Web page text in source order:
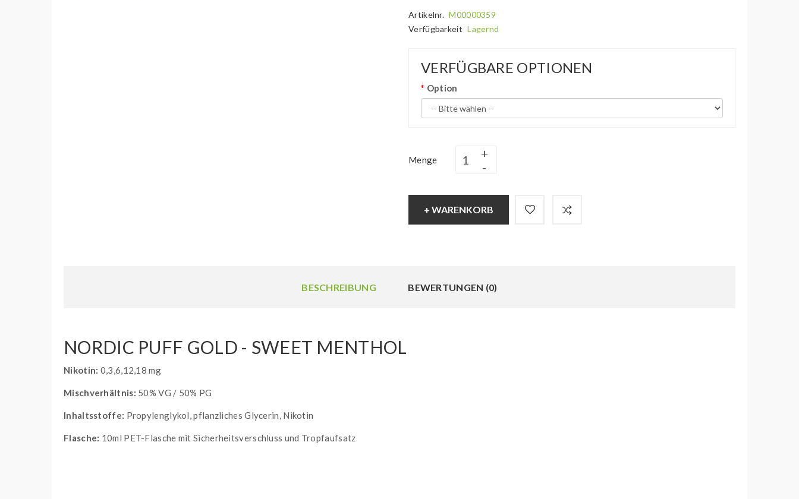
Artikelnr. M00000359
Verfügbarkeit Lagernd
VERFÜGBARE OPTIONEN
Option
Menge
+ WARENKORB
BESCHREIBUNG BEWERTUNGEN (0)
NORDIC PUFF GOLD - SWEET MENTHOL
Nikotin: 0,3,6,12,18 mg
Mischverhältnis: 50% VG / 50% PG
Inhaltsstoffe: Propylenglykol, pflanzliches Glycerin, Nikotin
Flasche: 10ml PET-Flasche mit Sicherheitsverschluss und Tropfaufsatz